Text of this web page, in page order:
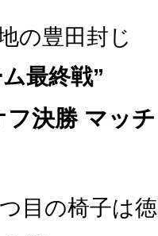
の豊田封じ
最終戦”
決勝 マッ
目の椅子は